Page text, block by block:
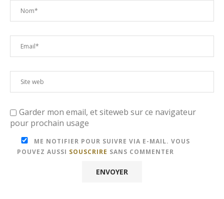
Garder mon email, et siteweb sur ce navigateur
ME NOTIFIER POUR SUIVRE VIA E-MAIL. VOUS